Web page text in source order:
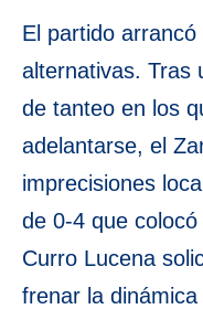
El partido
alternativas. Tras
de tanteo en los
adelantarse, el
imprecisiones
de 0-4 que
Curro Lucena
frenar la